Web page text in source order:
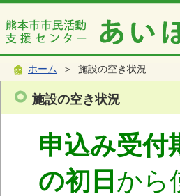
ホーム ＞ 施設の空き状況
施設の空き状況
申込み受付
の初日 から